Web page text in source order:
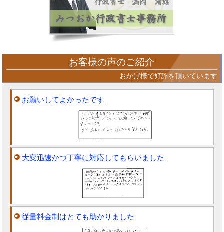
お客様の声のご紹介
おかげ様で好評を頂いています
お願いしてよかったです
大変迅速かつ丁寧に対応してもらいました
従量料金制はとても助かりました